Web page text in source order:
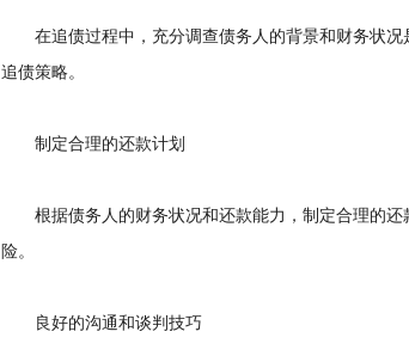
在追债过程中，充分调查债务人的背景和财务状况
追债策略。
制定合理的还款计划
根据债务人的财务状况和还款能力，制定合理的还
险。
良好的沟通和谈判技巧